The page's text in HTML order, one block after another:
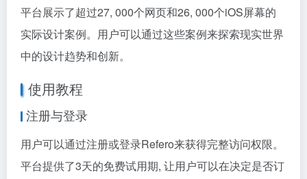
平台展示了超过27, 000个网页和26, 000个iOS屏幕的
实际设计案例。用户可以通过这些案例来探索现实世界
中的设计趋势和创新。
使用教程
注册与登录
用户可以通过注册或登录Refero来获得完整访问权限。
平台提供了3天的免费试用期, 让用户可以在决定是否订